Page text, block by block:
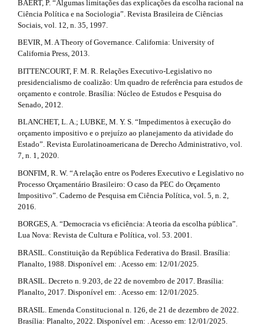
_
m
e
n
u
s
i
d
e
#
r
t
i
c
l
e
.
d
e
t
a
i
l
s
#
#
BAERT, P. “Algumas limitações das explicações da escolha racional na
Ciência Política e na Sociologia”. Revista Brasileira de Ciências
Sociais, vol. 12, n. 35, 1997.
BEVIR, M. A Theory of Governance. California: University of
California Press, 2013.
BITTENCOURT, F. M. R. Relações Executivo-Legislativo no
presidencialismo de coalizão: Um quadro de referência para estudos de
orçamento e controle. Brasília: Núcleo de Estudos e Pesquisa do
Senado, 2012.
BLANCHET, L. A.; LUBKE, M. Y. S. “Impedimentos à execução do
orçamento impositivo e o prejuízo ao planejamento da atividade do
Estado”. Revista Eurolatinoamericana de Derecho Administrativo, vol.
7, n. 1, 2020.
BONFIM, R. W. “A relação entre os Poderes Executivo e Legislativo no
Processo Orçamentário Brasileiro: O caso da PEC do Orçamento
Impositivo”. Caderno de Pesquisa em Ciência Política, vol. 5, n. 2,
2016.
BORGES, A. “Democracia vs eficiência: A teoria da escolha pública”.
Lua Nova: Revista de Cultura e Política, vol. 53. 2001.
BRASIL. Constituição da República Federativa do Brasil. Brasília:
Planalto, 1988. Disponível em: . Acesso em: 12/01/2025.
BRASIL. Decreto n. 9.203, de 22 de novembro de 2017. Brasília:
Planalto, 2017. Disponível em: . Acesso em: 12/01/2025.
BRASIL. Emenda Constitucional n. 126, de 21 de dezembro de 2022.
Brasília: Planalto, 2022. Disponível em: . Acesso em: 12/01/2025.